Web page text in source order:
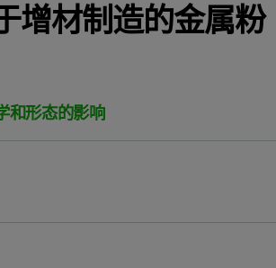
增材制造的金属粉
和形态的影响